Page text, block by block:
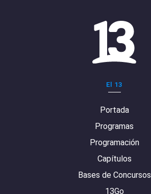
El 13
Portada
Programas
Programación
Capítulos
Bases de Concursos
13Go